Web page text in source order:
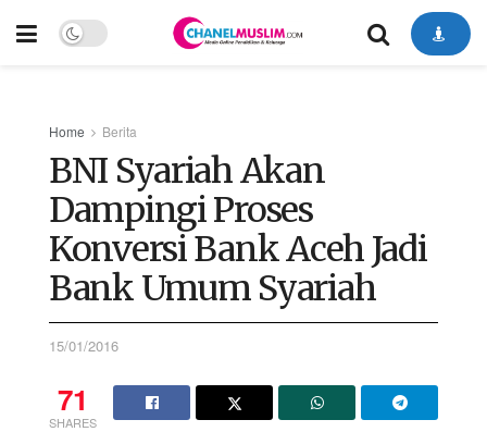
Home Berita
BNI Syariah Akan
Dampingi Proses
Konversi Bank Aceh Jadi
Bank Umum Syariah
15/01/2016
71
SHARES